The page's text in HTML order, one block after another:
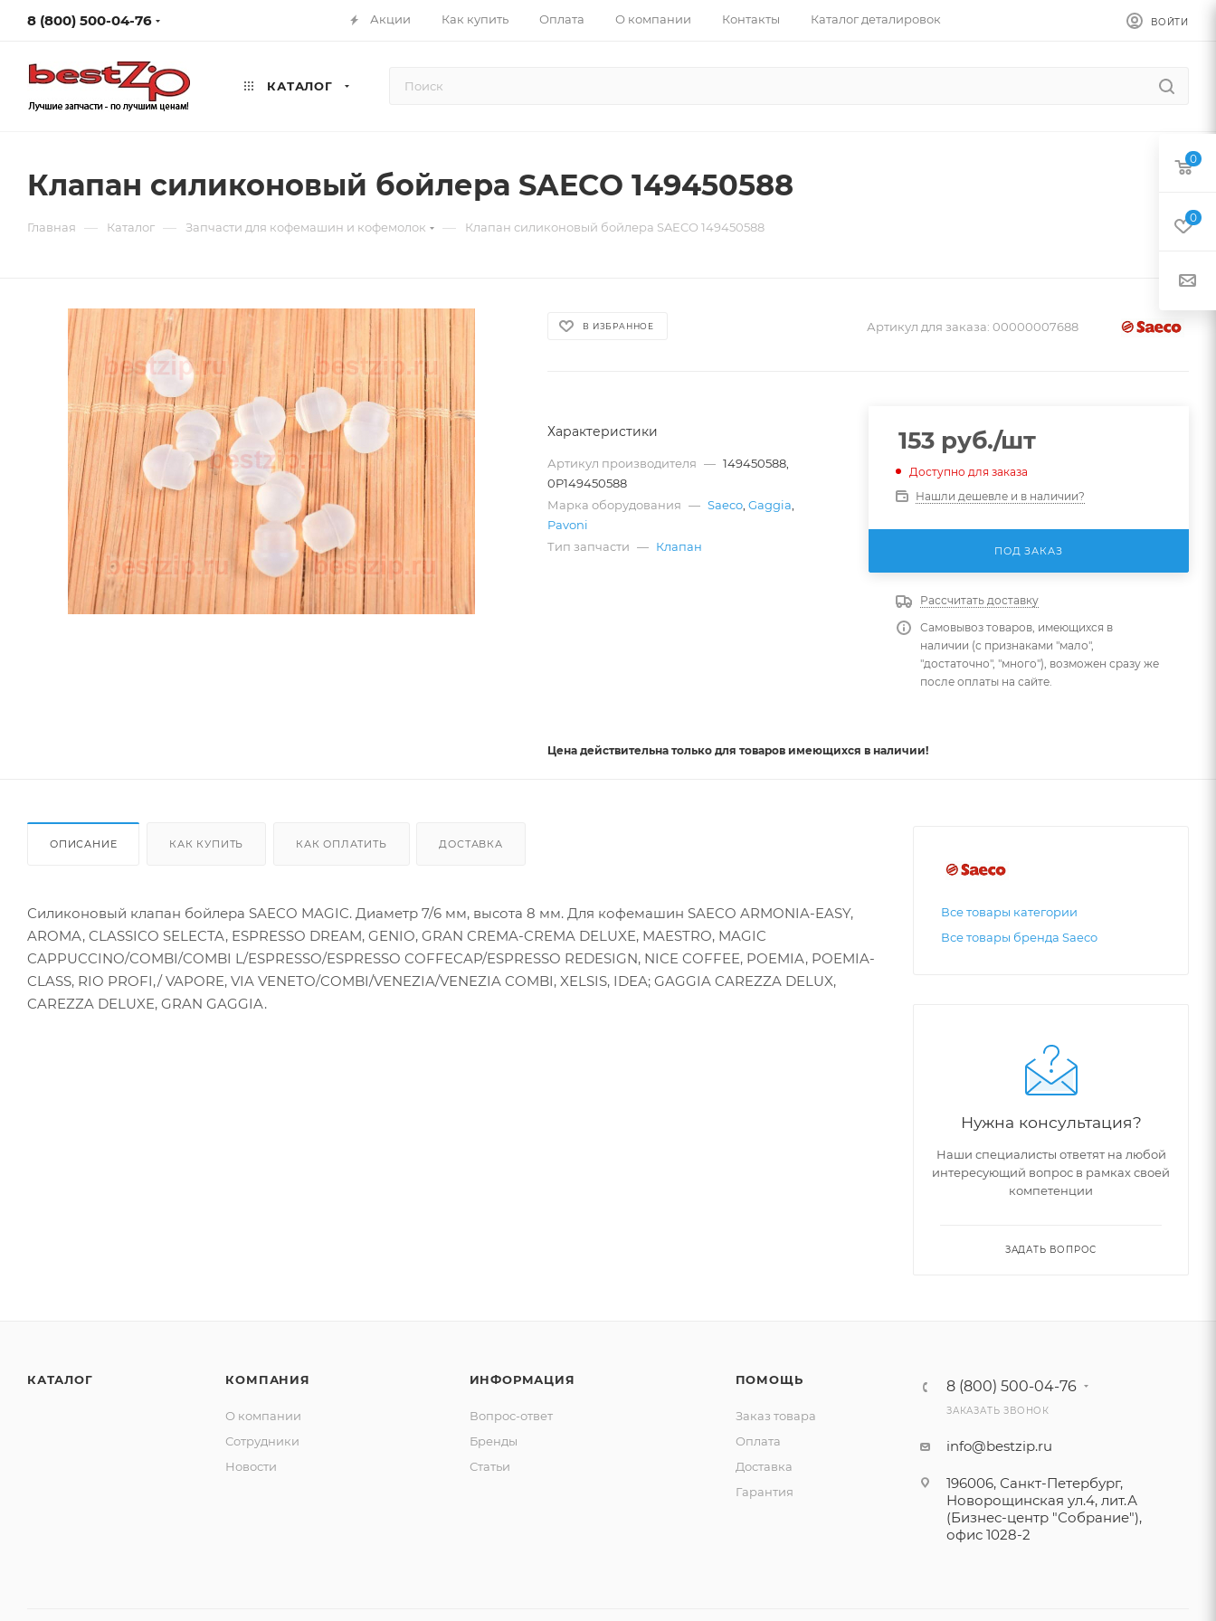
8 (800) 500-04-76 Акции Как купить Оплата О компании Контакты Каталог деталировок ВОЙТИ
КАТАЛОГ
Клапан силиконовый бойлера SAECO 149450588
Главная — Каталог — Запчасти для кофемашин и кофемолок — Клапан силиконовый бойлера SAECO 149450588
В ИЗБРАННОЕ Артикул для заказа: 00000007688
Характеристики
Артикул производителя — 149450588,
0P149450588
Марка оборудования — Saeco ,Gaggia
Pavoni
Тип запчасти — Клапан
153руб./шт
Доступно для заказа
Нашли дешевле и в наличии?
ПОД ЗАКАЗ
Рассчитать доставку
Самовывоз товаров, имеющихся в
наличии (с признаками "мало",
"достаточно", "много"), возможен сразу же
после оплаты на сайте.
Цена действительна только для товаров имеющихся в наличии!
ОПИСАНИЕ КАК КУПИТЬ КАК ОПЛАТИТЬ ДОСТАВКА
Силиконовый клапан бойлера SAECO MAGIC. Диаметр 7/6 мм, высота 8 мм. Для кофемашин SAECO ARMONIA-EASY,
AROMA, CLASSICO SELECTA, ESPRESSO DREAM, GENIO, GRAN CREMA-CREMA DELUXE, MAESTRO, MAGIC
CAPPUCCINO/COMBI/COMBI L/ESPRESSO/ESPRESSO COFFECAP/ESPRESSO REDESIGN, NICE COFFEE, POEMIA, POEMIA-
CLASS, RIO PROFI,/ VAPORE, VIA VENETO/COMBI/VENEZIA/VENEZIA COMBI, XELSIS, IDEA; GAGGIA CAREZZA DELUX,
CAREZZA DELUXE, GRAN GAGGIA.
Все товары категории
Все товары бренда Saeco
Нужна консультация?
Наши специалисты ответят на любой
интересующий вопрос в рамках своей
компетенции
ЗАДАТЬ ВОПРОС
КАТАЛОГ КОМПАНИЯ
О компании
Сотрудники
Новости
ИНФОРМАЦИЯ
Вопрос-ответ
Бренды
Статьи
ПОМОЩЬ
Заказ товара
Оплата
Доставка
Гарантия
8 (800) 500-04-76
ЗАКАЗАТЬ ЗВОНОК
info@bestzip.ru
196006, Санкт-Петербург,
Новорощинская ул.4, лит.А
(Бизнес-центр "Собрание"),
офис 1028-2
0
0